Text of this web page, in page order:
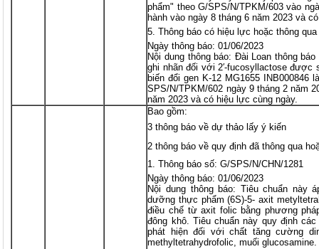
phẩm" theo G/SPS/N/TPKM/603 vào
hành vào ngày 8 tháng 6 năm 2023 và
Thông báo có hiệu lực hoặc thông
Ngày thông báo: 01/06/2023
Nội dung thông báo: Đài Loan thông
ghi nhãn đối với 2′-fucosyllactose
biến đổi gen K-12 MG1655 INB000846
SPS/N/TPKM/602 ngày 9 tháng 2 năm
năm 2023 và có hiệu lực cùng ngày.
Bao gồm:
3 thông báo về dự thảo lấy ý kiến
2 thông báo về quy định đã thông qua
Thông báo số: G/SPS/N/CHN/1281
Ngày thông báo: 01/06/2023
Nội dung thông báo: Tiêu chuẩn này
dưỡng thực phẩm (6S)-5- axit
điều chế từ axit folic bằng phương
đông khô. Tiêu chuẩn này quy định
phát hiện đối với chất tăng cường
methyltetrahydrofolic, muối glucosamine.